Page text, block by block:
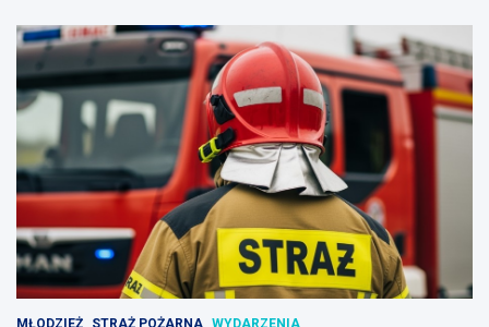
MŁODZIEŻ STRAŻ POŻARNA WYDARZENIA